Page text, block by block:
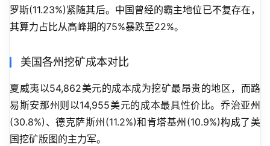
罗斯(11.23%)紧随其后。中国曾经的霸主地位已不复存在，
其算力占比从高峰期的75%暴跌至22%。
美国各州挖矿成本对比
夏威夷以54,862美元的成本成为挖矿最昂贵的地区，而路
易斯安那州则以14,955美元的成本最具性价比。乔治亚州
(30.8%)、德克萨斯州(11.2%)和肯塔基州(10.9%)构成了美
国挖矿版图的主力军。